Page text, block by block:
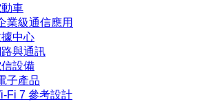
車
業級通信應用
中心
與通訊
設備
子產品
Fi 7 參考設計